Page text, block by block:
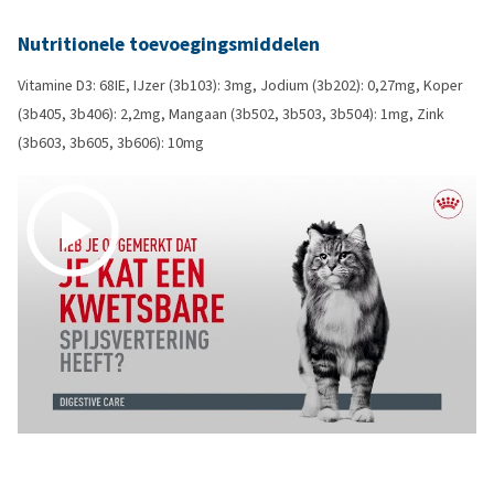
Nutritionele toevoegingsmiddelen
Vitamine D3: 68IE, IJzer (3b103): 3mg, Jodium (3b202): 0,27mg, Koper
(3b405, 3b406): 2,2mg, Mangaan (3b502, 3b503, 3b504): 1mg, Zink
(3b603, 3b605, 3b606): 10mg